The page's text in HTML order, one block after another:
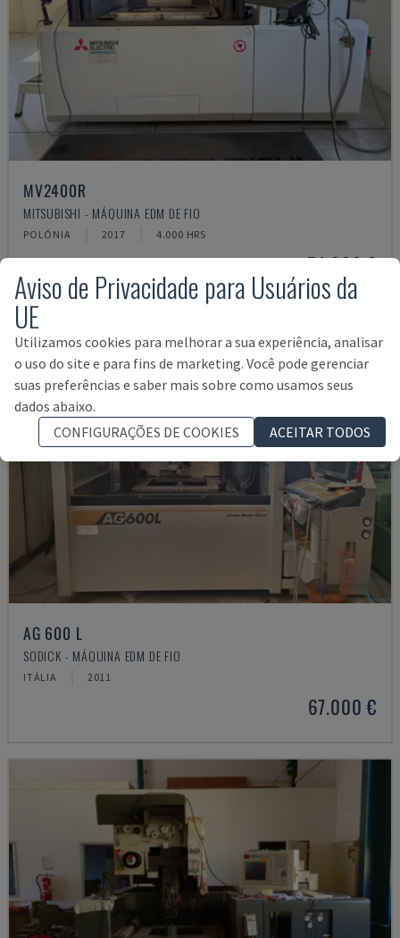
MV2400R
MITSUBISHI - MÁQUINA EDM DE FIO
POLÓNIA 2017 4.000 HRS
54.000 €
AG 600 L
SODICK - MÁQUINA EDM DE FIO
ITÁLIA 2011
67.000 €
Aviso de Privacidade para Usuários da
UE
Utilizamos cookies para melhorar a sua experiência, analisar
o uso do site e para fins de marketing. Você pode gerenciar
suas preferências e saber mais sobre como usamos seus
dados abaixo.
CONFIGURAÇÕES DE COOKIES
ACEITAR TODOS